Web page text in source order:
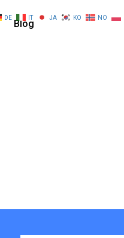
Blog
DE IT JA KO NO